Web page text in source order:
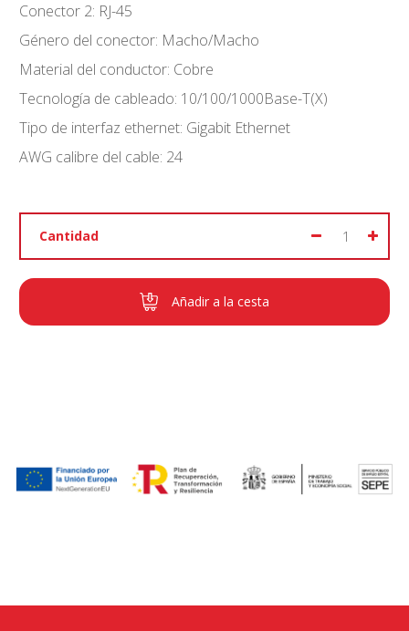
Conector 2: RJ-45
Género del conector: Macho/Macho
Material del conductor: Cobre
Tecnología de cableado: 10/100/1000Base-T(X)
Tipo de interfaz ethernet: Gigabit Ethernet
AWG calibre del cable: 24
Cantidad
Añadir a la cesta